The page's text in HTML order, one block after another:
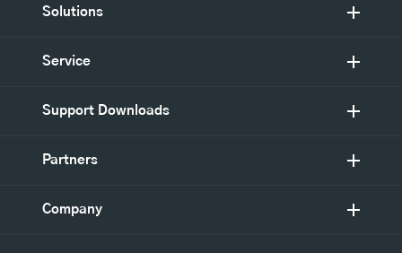
Solutions
Service
Support Downloads
Partners
Company